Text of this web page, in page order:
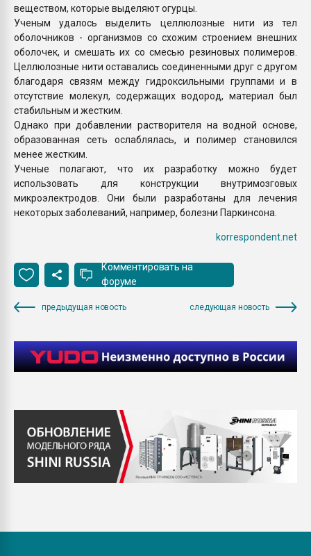
веществом, которые выделяют огурцы.
Ученым удалось выделить целлюлозные нити из тел
оболочников - организмов со схожим строением внешних
оболочек, и смешать их со смесью резиновых полимеров.
Целлюлозные нити оставались соединенными друг с другом
благодаря связям между гидроксильными группами и в
отсутствие молекул, содержащих водород, материал был
стабильным и жестким.
Однако при добавлении растворителя на водной основе,
образованная сеть ослаблялась, и полимер становился
менее жестким.
Ученые полагают, что их разработку можно будет
использовать для конструкции внутримозговых
микроэлектродов. Они были разработаны для лечения
некоторых заболеваний, например, болезни Паркинсона.
korrespondent.net
Комментировать на
форуме
предыдущая новость следующая новость